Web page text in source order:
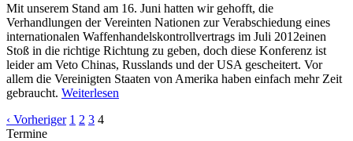
Mit unserem Stand am 16. Juni hatten wir gehofft, die
Verhandlungen der Vereinten Nationen zur Verabschiedung eines
internationalen Waffenhandelskontrollvertrags im Juli 2012einen
Stoß in die richtige Richtung zu geben, doch diese Konferenz ist
leider am Veto Chinas, Russlands und der USA gescheitert. Vor
allem die Vereinigten Staaten von Amerika haben einfach mehr Zeit
gebraucht. Weiterlesen
‹ Vorheriger 1 2 3 4
Termine